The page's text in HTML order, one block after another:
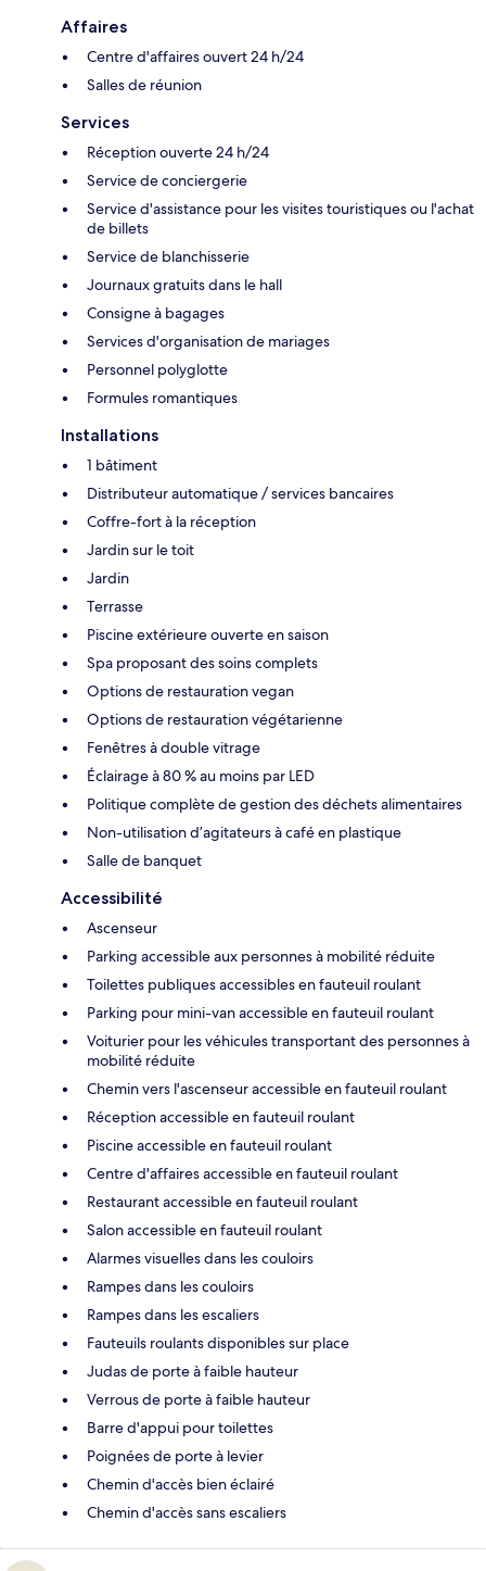
Affaires
Centre d'affaires ouvert 24 h/24
Salles de réunion
Services
Réception ouverte 24 h/24
Service de conciergerie
Service d'assistance pour les visites touristiques ou l'achat
de billets
Service de blanchisserie
Journaux gratuits dans le hall
Consigne à bagages
Services d'organisation de mariages
Personnel polyglotte
Formules romantiques
Installations
1 bâtiment
Distributeur automatique / services bancaires
Coffre-fort à la réception
Jardin sur le toit
Jardin
Terrasse
Piscine extérieure ouverte en saison
Spa proposant des soins complets
Options de restauration vegan
Options de restauration végétarienne
Fenêtres à double vitrage
Éclairage à 80 % au moins par LED
Politique complète de gestion des déchets alimentaires
Non-utilisation d’agitateurs à café en plastique
Salle de banquet
Accessibilité
Ascenseur
Parking accessible aux personnes à mobilité réduite
Toilettes publiques accessibles en fauteuil roulant
Parking pour mini-van accessible en fauteuil roulant
Voiturier pour les véhicules transportant des personnes à
mobilité réduite
Chemin vers l'ascenseur accessible en fauteuil roulant
Réception accessible en fauteuil roulant
Piscine accessible en fauteuil roulant
Centre d'affaires accessible en fauteuil roulant
Restaurant accessible en fauteuil roulant
Salon accessible en fauteuil roulant
Alarmes visuelles dans les couloirs
Rampes dans les couloirs
Rampes dans les escaliers
Fauteuils roulants disponibles sur place
Judas de porte à faible hauteur
Verrous de porte à faible hauteur
Barre d'appui pour toilettes
Poignées de porte à levier
Chemin d'accès bien éclairé
Chemin d'accès sans escaliers